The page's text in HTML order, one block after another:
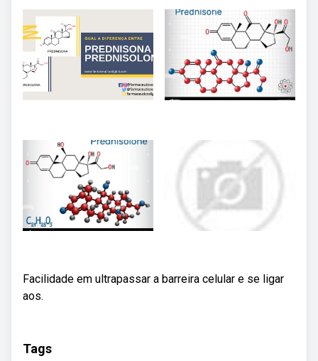
Facilidade em ultrapassar a barreira celular e se ligar
aos.
Tags